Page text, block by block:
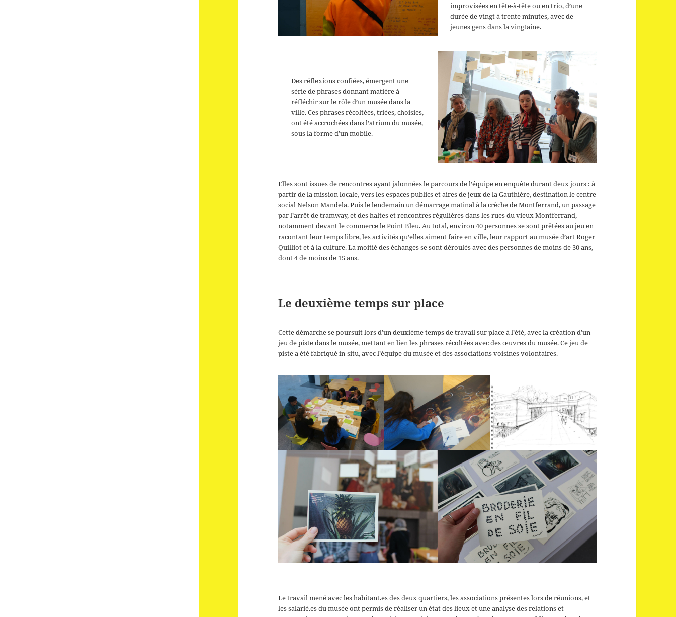
improvisées en tête-à-tête ou en trio, d’une
durée de vingt à trente minutes, avec de
jeunes gens dans la vingtaine.
Des réflexions confiées, émergent une
série de phrases donnant matière à
réfléchir sur le rôle d’un musée dans la
ville. Ces phrases récoltées, triées, choisies,
ont été accrochées dans l’atrium du musée,
sous la forme d’un mobile.
Elles sont issues de rencontres ayant jalonnées le parcours de l’équipe en enquête durant deux jours : à
partir de la mission locale, vers les espaces publics et aires de jeux de la Gauthière, destination le centre
social Nelson Mandela. Puis le lendemain un démarrage matinal à la crèche de Montferrand, un passage
par l’arrêt de tramway, et des haltes et rencontres régulières dans les rues du vieux Montferrand,
notamment devant le commerce le Point Bleu. Au total, environ 40 personnes se sont prêtées au jeu en
racontant leur temps libre, les activités qu’elles aiment faire en ville, leur rapport au musée d’art Roger
Quilliot et à la culture. La moitié des échanges se sont déroulés avec des personnes de moins de 30 ans,
dont 4 de moins de 15 ans.
Le deuxième temps sur place
Cette démarche se poursuit lors d’un deuxième temps de travail sur place à l’été, avec la création d’un
jeu de piste dans le musée, mettant en lien les phrases récoltées avec des œuvres du musée. Ce jeu de
piste a été fabriqué in-situ, avec l’équipe du musée et des associations voisines volontaires.
Le travail mené avec les habitant.es des deux quartiers, les associations présentes lors de réunions, et
les salarié.es du musée ont permis de réaliser un état des lieux et une analyse des relations et